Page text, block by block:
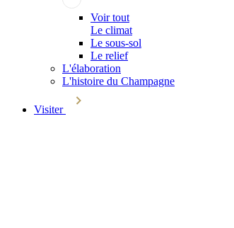
Voir tout
Le climat
Le sous-sol
Le relief
L'élaboration
L'histoire du Champagne
Visiter